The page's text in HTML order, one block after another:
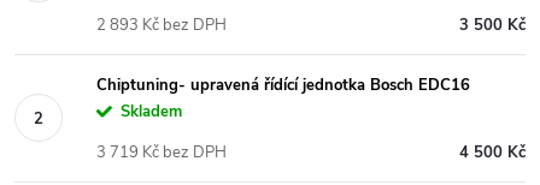
3 500 Kč
2 893 Kč bez DPH
Chiptuning- upravená řídící jednotka Bosch EDC16
Skladem
4 500 Kč
3 719 Kč bez DPH